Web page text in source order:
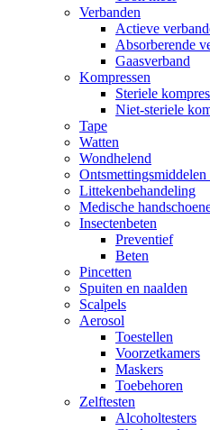
Verbanden
Actieve
Absorberende
Gaasverband
Kompressen
Steriele
Niet-steriele
Tape
Watten
Wondhelend
Littekenbehandeling
Medische
Insectenbeten
Preventief
Beten
Pincetten
Spuiten en naalden
Scalpels
Aerosol
Toestellen
Voorzetkamers
Maskers
Toebehoren
Zelftesten
Alcoholtesters